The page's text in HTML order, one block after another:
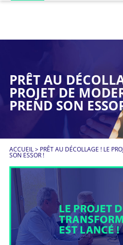
PRÊT AU
PROJET DE
PREND SON
ACCUEIL> PRÊT AU DÉCOLLAGE ! LE
SON ESSOR !